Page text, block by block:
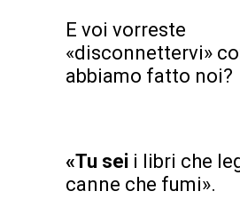
E voi vorreste
«disconnettervi»
abbiamo fatto noi?
«Tu sei i libri che
canne che fumi».